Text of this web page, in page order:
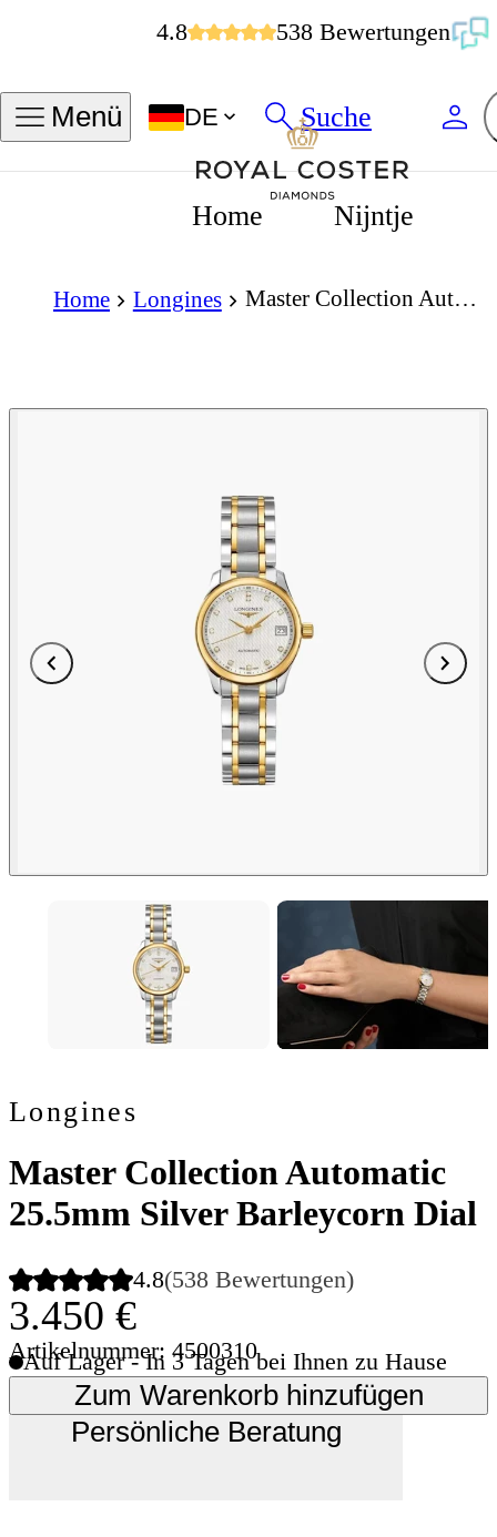
4.8 538 Bewertungen
Menü DE Suche
Home Nijntje
Home Longines Master Collection Automatic 25.5mm Silver Barleycorn Dial
Longines
Master Collection Automatic
25.5mm Silver Barleycorn Dial
4.8(538 Bewertungen)
3.450 €
Artikelnummer: 4500310
Auf Lager - In 3 Tagen bei Ihnen zu Hause
Zum Warenkorb hinzufügen
Persönliche Beratung